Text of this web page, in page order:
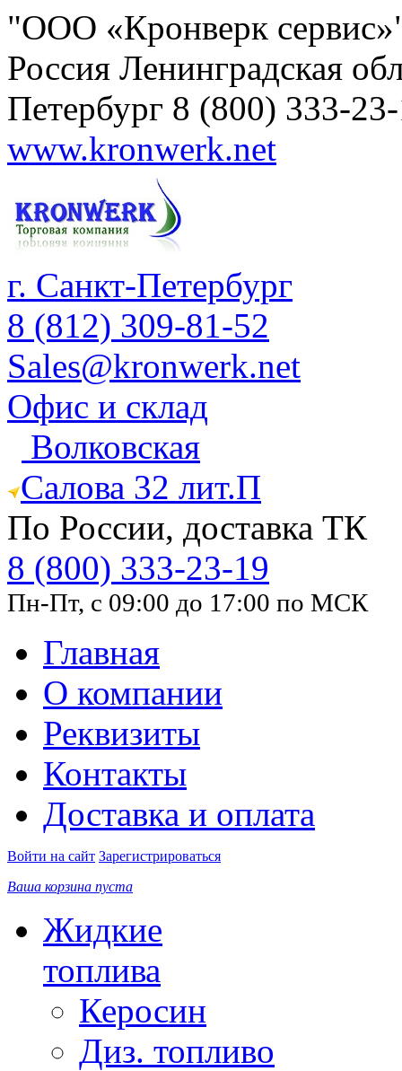
"ООО «Кронверк
Россия Ленинградская
Петербург 8 (800) 333-
www.kronwerk.net
г. Санкт-Петербург
8 (812) 309-81-52
Sales@kronwerk.net
Офис и склад
Волковская
Салова 32 лит.П
По России, доставка ТК
8 (800) 333-23-19
Пн-Пт, с 09:00 до 17:00 по МСК
Главная
О компании
Реквизиты
Контакты
Доставка и оплата
Войти на сайт Зарегистрироваться
Ваша корзина пуста
Жидкие
топлива
Керосин
Диз. топливо